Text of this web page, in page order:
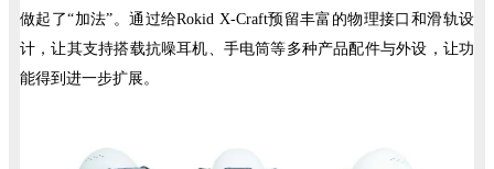
做起了“加法”。通过给Rokid X-Craft预留丰富的物理接口和滑轨设
计，让其支持搭载抗噪耳机、手电筒等多种产品配件与外设，让功
能得到进一步扩展。